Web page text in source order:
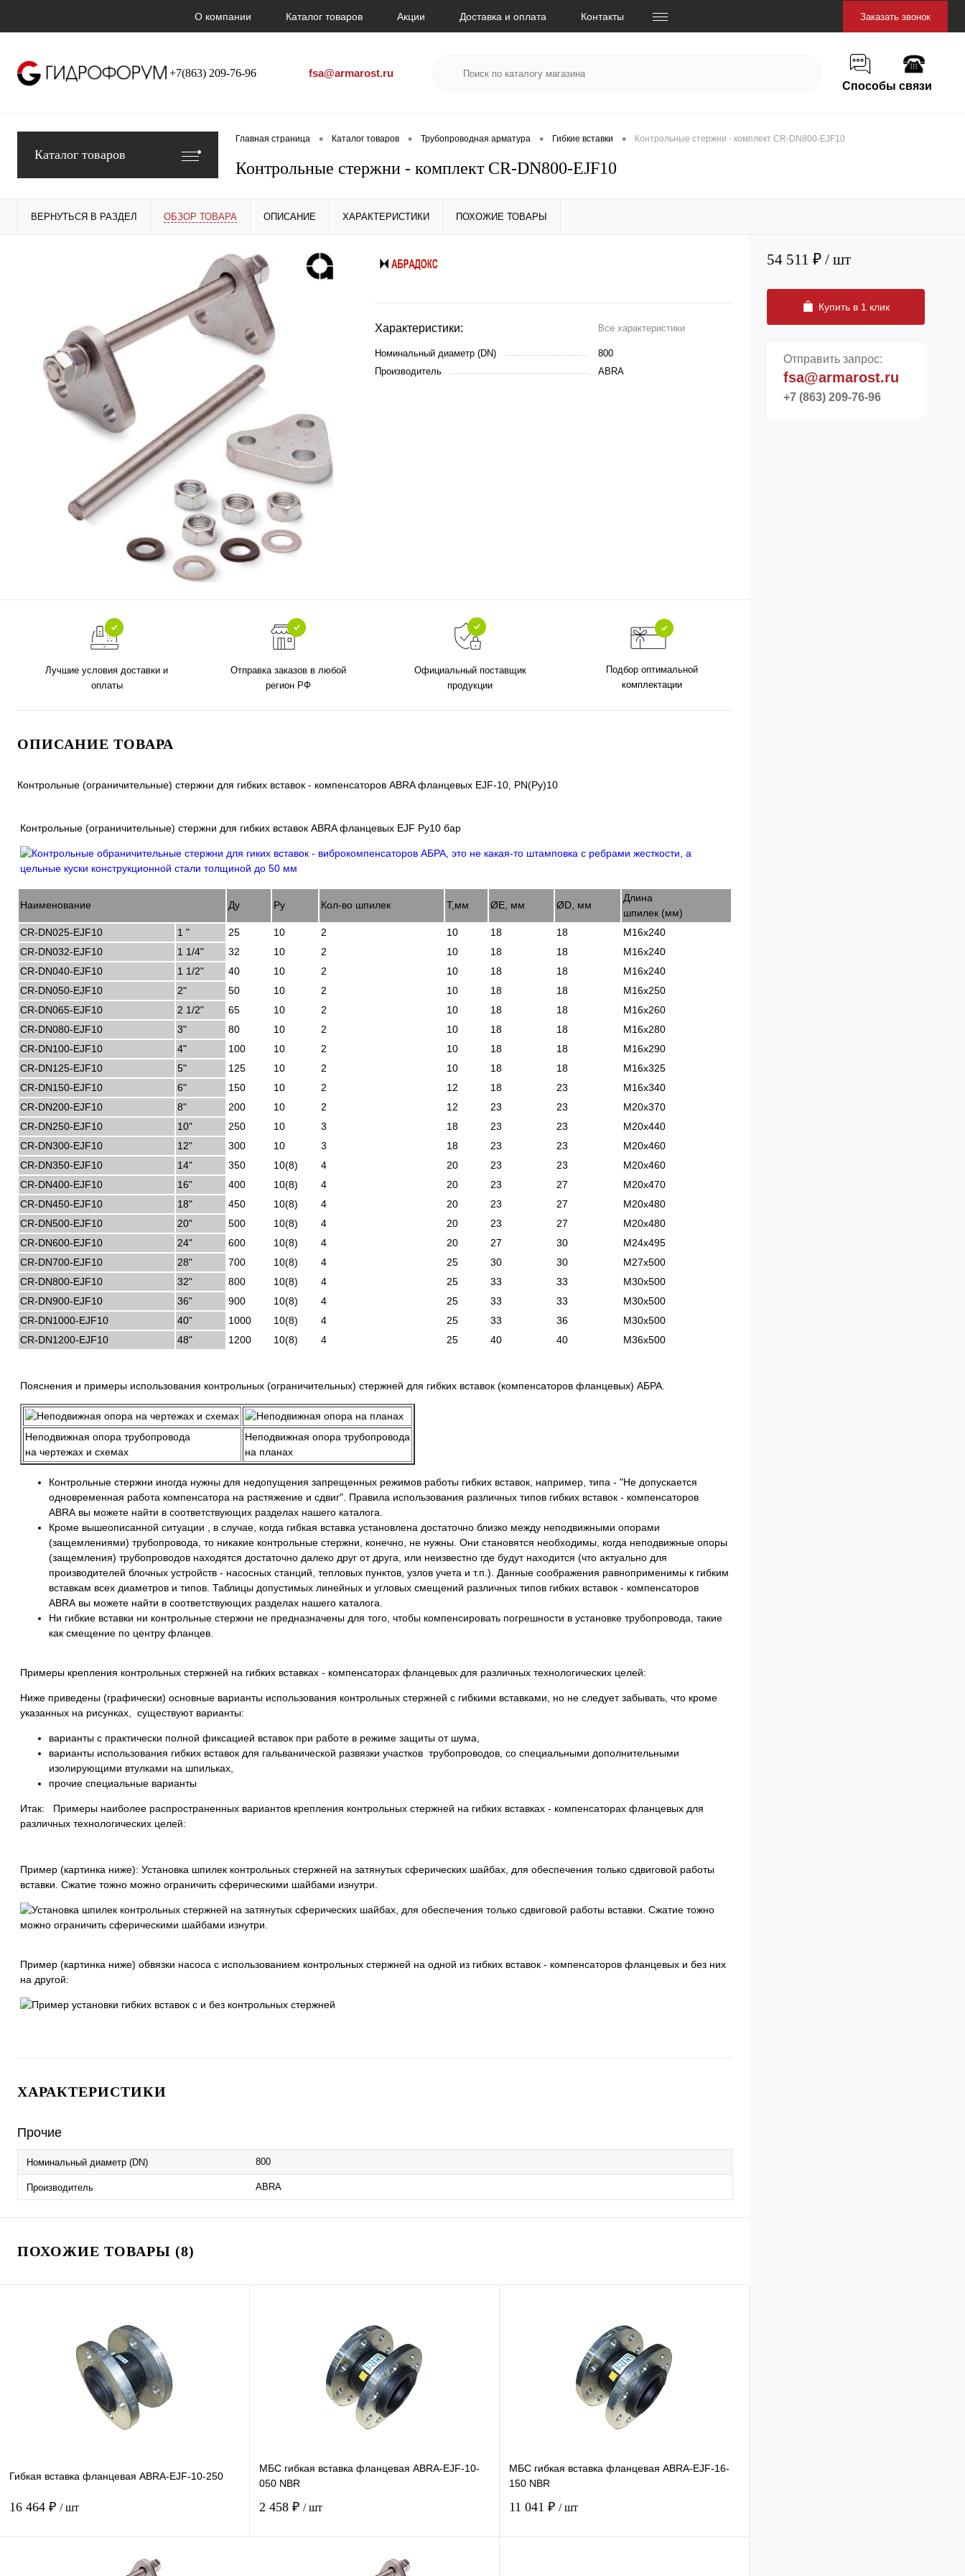
О компании Каталог товаров Акции Доставка и оплата Контакты Заказать звонок
+7(863) 209-76-96
fsa@armarost.ru
Способы связи
Каталог товаров
Главная страница • Каталог товаров • Трубопроводная арматура • Гибкие вставки • Контрольные стержни - комплект CR-DN800-EJF10
Контрольные стержни - комплект CR-DN800-EJF10
ВЕРНУТЬСЯ В РАЗДЕЛ ОБЗОР ТОВАРА ОПИСАНИЕ ХАРАКТЕРИСТИКИ ПОХОЖИЕ ТОВАРЫ
Характеристики: Все характеристики
Номинальный диаметр (DN)
800
Производитель
ABRA
Лучшие условия доставки и
оплаты
Отправка заказов в любой
регион РФ
Официальный поставщик
продукции
Подбор оптимальной
комплектации
ОПИСАНИЕ ТОВАРА
Контрольные (ограничительные) стержни для гибких вставок - компенсаторов ABRA фланцевых EJF-10, PN(Ру)10
Контрольные (ограничительные) стержни для гибких вставок ABRA фланцевых EJF Ру10 бар
Наименование Ду Ру Кол-во шпилек Т,мм ØE, мм ØD, мм
Длина
шпилек (мм)
CR-DN025-EJF10
1 " 25 10 2 10 18 18
М16х240
CR-DN032-EJF10
1 1/4" 32 10 2 10 18 18
М16х240
CR-DN040-EJF10
1 1/2" 40 10 2 10 18 18
М16х240
CR-DN050-EJF10
2" 50 10 2 10 18 18
М16х250
CR-DN065-EJF10
2 1/2" 65 10 2 10 18 18
М16х260
CR-DN080-EJF10
3" 80 10 2 10 18 18
М16х280
CR-DN100-EJF10
4" 100 10 2 10 18 18
М16х290
CR-DN125-EJF10
5" 125 10 2 10 18 18
М16х325
CR-DN150-EJF10
6" 150 10 2 12 18 23
М16х340
CR-DN200-EJF10
8" 200 10 2 12 23 23
М20х370
CR-DN250-EJF10
10" 250 10 3 18 23 23
М20х440
CR-DN300-EJF10
12" 300 10 3 18 23 23
М20х460
CR-DN350-EJF10
14" 350 10(8) 4 20 23 23
М20х460
CR-DN400-EJF10
16" 400 10(8) 4 20 23 27
М20х470
CR-DN450-EJF10
18" 450 10(8) 4 20 23 27
М20х480
CR-DN500-EJF10
20" 500 10(8) 4 20 23 27
М20х480
CR-DN600-EJF10
24" 600 10(8) 4 20 27 30
М24х495
CR-DN700-EJF10
28" 700 10(8) 4 25 30 30
М27х500
CR-DN800-EJF10
32" 800 10(8) 4 25 33 33
М30х500
CR-DN900-EJF10
36" 900 10(8) 4 25 33 33
М30х500
CR-DN1000-EJF10
40" 1000 10(8) 4 25 33 36
М30х500
CR-DN1200-EJF10
48" 1200 10(8) 4 25 40 40 М36х500
Пояснения и примеры использования контрольных (ограничительных) стержней для гибких вставок (компенсаторов фланцевых) АБРА.
Неподвижная опора трубопровода
на чертежах и схемах
Неподвижная опора трубопровода
на планах
Контрольные стержни иногда нужны для недопущения запрещенных режимов работы гибких вставок, например, типа - "Не допускается
одновременная работа компенсатора на растяжение и сдвиг". Правила использования различных типов гибких вставок - компенсаторов
ABRA вы можете найти в соответствующих разделах нашего каталога.
Кроме вышеописанной ситуации , в случае, когда гибкая вставка установлена достаточно близко между неподвижными опорами
(защемлениями) трубопровода, то никакие контрольные стержни, конечно, не нужны. Они становятся необходимы, когда неподвижные опоры
(защемления) трубопроводов находятся достаточно далеко друг от друга, или неизвестно где будут находится (что актуально для
производителей блочных устройств - насосных станций, тепловых пунктов, узлов учета и т.п.). Данные соображения равноприменимы к гибким
вставкам всех диаметров и типов. Таблицы допустимых линейных и угловых смещений различных типов гибких вставок - компенсаторов
ABRA вы можете найти в соответствующих разделах нашего каталога.
Ни гибкие вставки ни контрольные стержни не предназначены для того, чтобы компенсировать погрешности в установке трубопровода, такие
как смещение по центру фланцев.
Примеры крепления контрольных стержней на гибких вставках - компенсаторах фланцевых для различных технологических целей:
Ниже приведены (графически) основные варианты использования контрольных стержней с гибкими вставками, но не следует забывать, что кроме
указанных на рисунках, существуют варианты:
варианты с практически полной фиксацией вставок при работе в режиме защиты от шума,
варианты использования гибких вставок для гальванической развязки участков трубопроводов, со специальными дополнительными
изолирующими втулками на шпильках,
прочие специальные варианты
Итак: Примеры наиболее распространенных вариантов крепления контрольных стержней на гибких вставках - компенсаторах фланцевых для
различных технологических целей:
Пример (картинка ниже): Установка шпилек контрольных стержней на затянутых сферических шайбах, для обеспечения только сдвиговой работы
вставки. Сжатие тожно можно ограничить сферическими шайбами изнутри.
Пример (картинка ниже) обвязки насоса с использованием контрольных стержней на одной из гибких вставок - компенсаторов фланцевых и без них
на другой:
ХАРАКТЕРИСТИКИ
Прочие
Номинальный диаметр (DN) 800
Производитель ABRA
ПОХОЖИЕ ТОВАРЫ (8)
Гибкая вставка фланцевая ABRA-EJF-10-250
16 464 ₽ / шт
МБС гибкая вставка фланцевая ABRA-EJF-10-
050 NBR
2 458 ₽ / шт
МБС гибкая вставка фланцевая ABRA-EJF-16-
150 NBR
11 041 ₽ / шт
54 511 ₽ / шт
Купить в 1 клик
Отправить запрос:
fsa@armarost.ru
+7 (863) 209-76-96